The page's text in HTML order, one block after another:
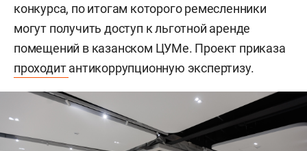
конкурса, по итогам которого ремесленники
могут получить доступ к льготной аренде
помещений в казанском ЦУМе. Проект приказа
проходитантикоррупционную экспертизу.